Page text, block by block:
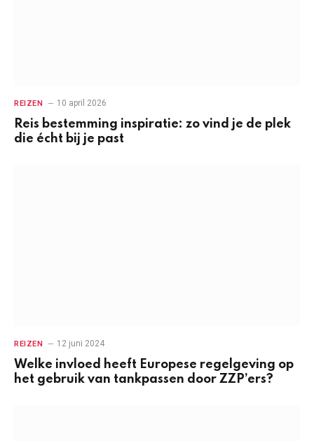
REIZEN 10 april 2026
Reis bestemming inspiratie: zo vind je de plek
die écht bij je past
REIZEN 12 juni 2024
Welke invloed heeft Europese regelgeving op
het gebruik van tankpassen door ZZP’ers?